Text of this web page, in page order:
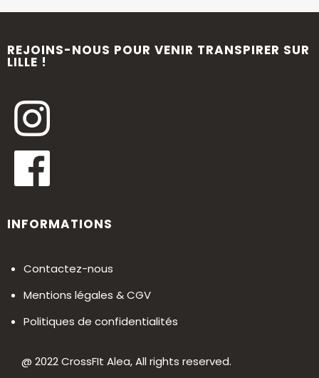
INFORMATIONS
Contactez-nous
Mentions légales & CGV
Politiques de confidentialités
REJOINS-NOUS POUR VENIR TRANSPIRER SUR
LILLE !
@ 2022 CrossFIt Alea, All rights reserved.